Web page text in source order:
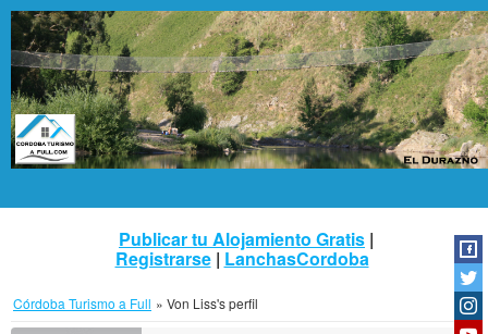
Publicar tu Alojamiento Gratis |
Registrarse| LanchasCordoba
Córdoba Turismo a Full » Von Liss's perfil